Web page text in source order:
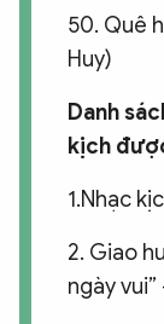
50. Quê
Huy)
Danh
kịch
1.Nhạc
2. Giao
ngày